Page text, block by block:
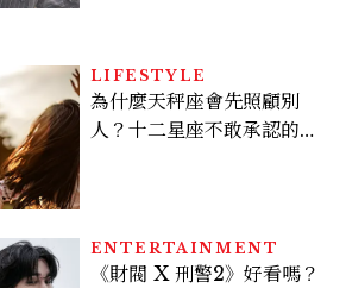
LIFESTYLE
為什麼天秤座會先照顧別
人？十二星座不敢承認的一
ENTERTAINMENT
《財閥 X 刑警2》好看嗎？